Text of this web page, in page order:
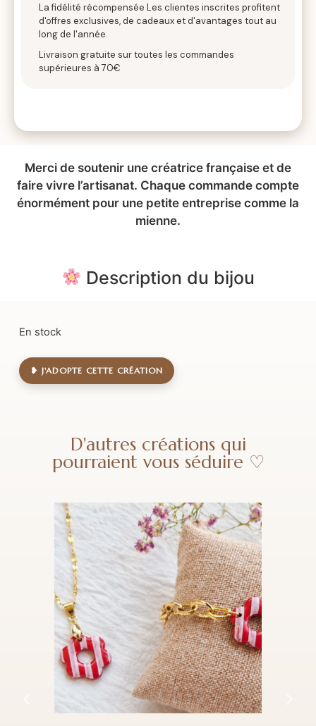
La fidélité récompensée Les clientes inscrites profitent
d'offres exclusives, de cadeaux et d'avantages tout au
long de l'année.
Livraison gratuite sur toutes les commandes
supérieures à 70€
Merci de soutenir une créatrice française et de
faire vivre l’artisanat. Chaque commande compte
énormément pour une petite entreprise comme la
mienne.
Description du bijou
En stock
❥ J'ADOPTE CETTE CRÉATION
D'autres créations qui
pourraient vous séduire ♡